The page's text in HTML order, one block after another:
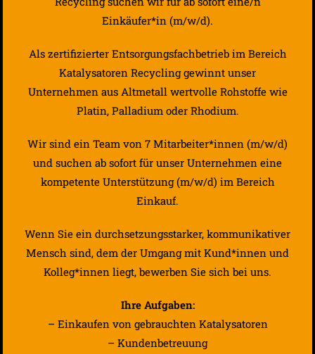
Einkäufer*in (m/w/d).
Als zertifizierter Entsorgungsfachbetrieb im Bereich
Katalysatoren Recycling gewinnt unser
Unternehmen aus Altmetall wertvolle Rohstoffe wie
Platin, Palladium oder Rhodium.
Wir sind ein Team von 7 Mitarbeiter*innen (m/w/d)
und suchen ab sofort für unser Unternehmen eine
kompetente Unterstützung (m/w/d) im Bereich
Einkauf.
Wenn Sie ein durchsetzungsstarker, kommunikativer
Mensch sind, dem der Umgang mit Kund*innen und
Kolleg*innen liegt, bewerben Sie sich bei uns.
Ihre Aufgaben:
– Einkaufen von gebrauchten Katalysatoren
– Kundenbetreuung